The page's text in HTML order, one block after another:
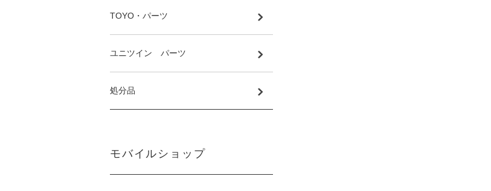
TOYO・パーツ
ユニツイン パーツ
処分品
モバイルショップ